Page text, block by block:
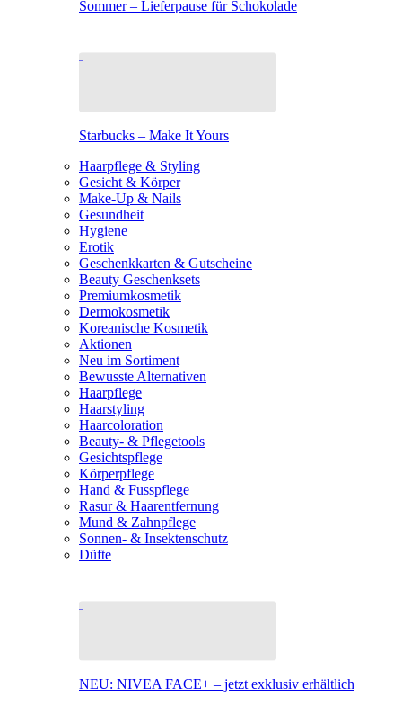
Sommer – Lieferpause für Schokolade
Starbucks – Make It Yours
Haarpflege & Styling
Gesicht & Körper
Make-Up & Nails
Gesundheit
Hygiene
Erotik
Geschenkkarten & Gutscheine
Beauty Geschenksets
Premiumkosmetik
Dermokosmetik
Koreanische Kosmetik
Aktionen
Neu im Sortiment
Bewusste Alternativen
Haarpflege
Haarstyling
Haarcoloration
Beauty- & Pflegetools
Gesichtspflege
Körperpflege
Hand & Fusspflege
Rasur & Haarentfernung
Mund & Zahnpflege
Sonnen- & Insektenschutz
Düfte
NEU: NIVEA FACE+ – jetzt exklusiv erhältlich